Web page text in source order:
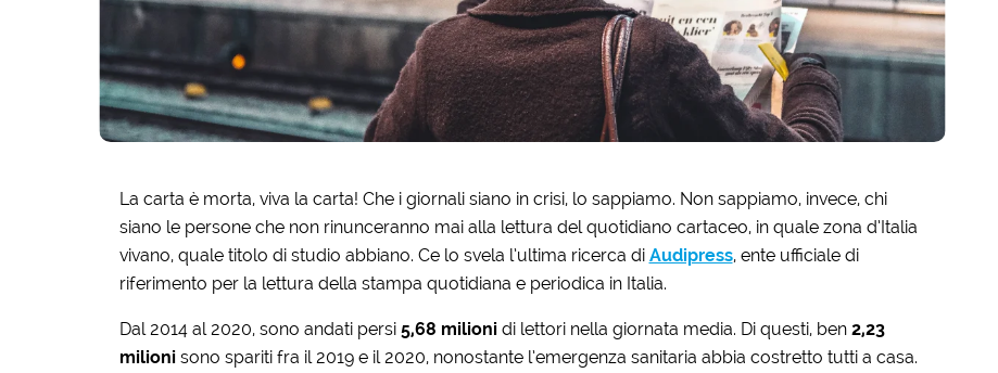
La carta è morta, viva la carta! Che i giornali siano in crisi, lo sappiamo. Non sappiamo, invece, chi
siano le persone che non rinunceranno mai alla lettura del quotidiano cartaceo, in quale zona d’Italia
vivano, quale titolo di studio abbiano. Ce lo svela l’ultima ricerca di Audipress, ente ufficiale di
riferimento per la lettura della stampa quotidiana e periodica in Italia.
Dal 2014 al 2020, sono andati persi 5,68 milionidi lettori nella giornata media. Di questi, ben 2,23
milionisono spariti fra il 2019 e il 2020, nonostante l’emergenza sanitaria abbia costretto tutti a casa.